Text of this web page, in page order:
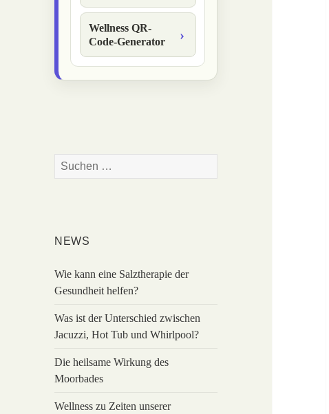
Wellness QR-
Code-Generator
Suchen
NEWS
Wie kann eine Salztherapie der
Gesundheit helfen?
Was ist der Unterschied zwischen
Jacuzzi, Hot Tub und Whirlpool?
Die heilsame Wirkung des
Moorbades
Wellness zu Zeiten unserer